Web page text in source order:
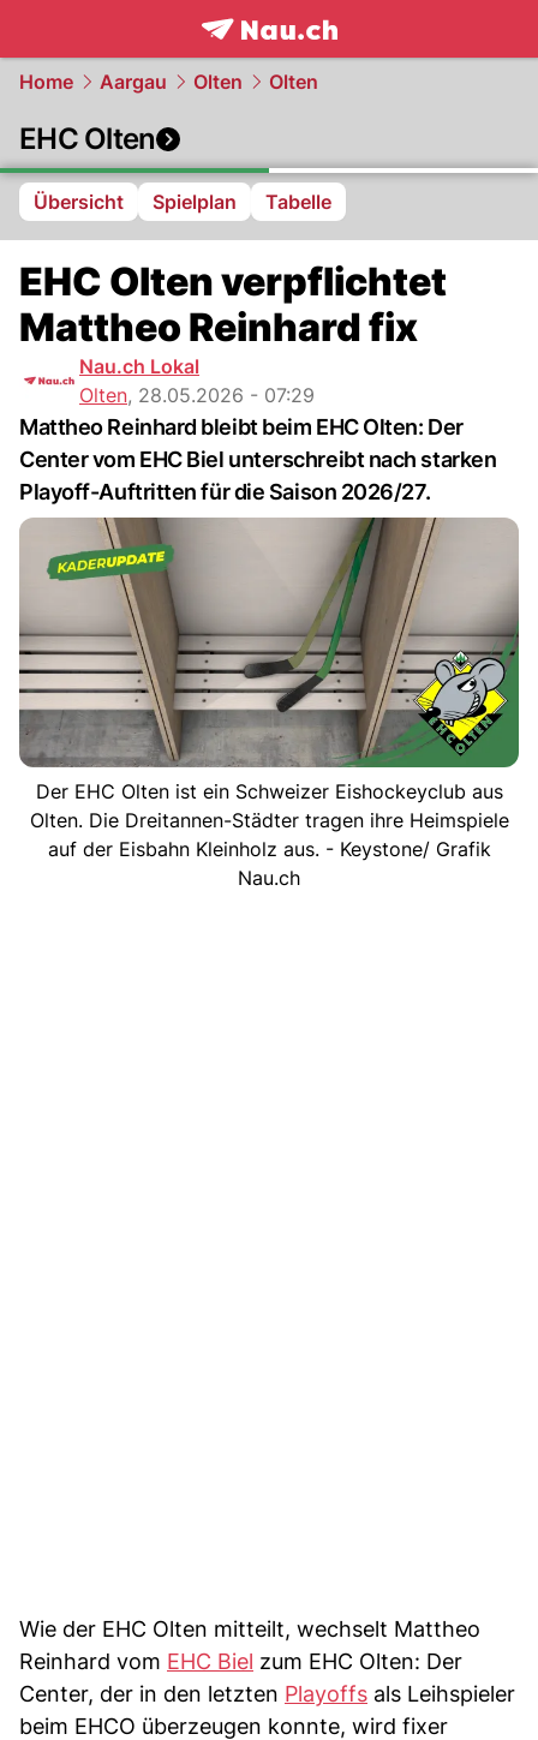
frontpage.NAU.ch
Home Aargau Olten Olten
EHC Olten
Übersicht Spielplan Tabelle
EHC Olten verpflichtet
Mattheo Reinhard fix
Nau.ch Lokal
Olten, 28.05.2026 - 07:29
Mattheo Reinhard bleibt beim EHC Olten: Der
Center vom EHC Biel unterschreibt nach starken
Playoff-Auftritten für die Saison 2026/27.
Der EHC Olten ist ein Schweizer Eishockeyclub aus
Olten. Die Dreitannen-Städter tragen ihre Heimspiele
auf der Eisbahn Kleinholz aus. - Keystone/ Grafik
Nau.ch
Wie der EHC Olten mitteilt, wechselt Mattheo
Reinhard vom EHC Biel zum EHC Olten: Der
Center, der in den letzten Playoffs als Leihspieler
beim EHCO überzeugen konnte, wird fixer